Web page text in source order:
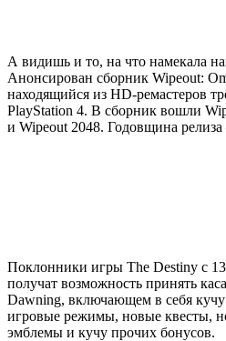
А видишь и то, на что намекала
Анонсирован сборник Wipeout:
находящийся из HD-ремастеров
PlayStation 4. В сборник вошли
и Wipeout 2048. Годовщина
Поклонники игры The Destiny с 13
получат возможность принять
Dawning, включающем в себя
игровые режимы, новые квесты,
эмблемы и кучу прочих бонусов.